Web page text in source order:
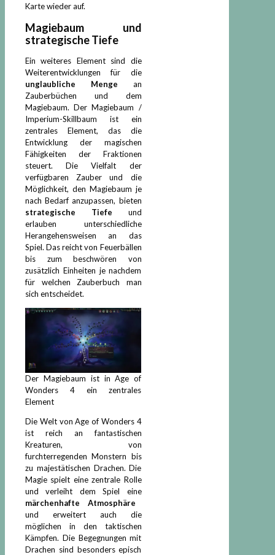
Karte wieder auf.
Magiebaum
und
strategische Tiefe
Ein weiteres Element sind die
Weiterentwicklungen für die
unglaubliche Menge an
Zauberbüchen und dem
Magiebaum. Der Magiebaum /
Imperium-Skillbaum ist ein
zentrales Element, das die
Entwicklung der magischen
Fähigkeiten der Fraktionen
steuert. Die Vielfalt der
verfügbaren Zauber und die
Möglichkeit, den Magiebaum je
nach Bedarf anzupassen, bieten
strategische Tiefe und
erlauben unterschiedliche
Herangehensweisen an das
Spiel. Das reicht von Feuerbällen
bis zum beschwören von
zusätzlich Einheiten je nachdem
für welchen Zauberbuch man
sich entscheidet.
Der Magiebaum ist in Age of
Wonders 4 ein zentrales
Element
Die Welt von Age of Wonders 4
ist reich an fantastischen
Kreaturen, von
furchterregenden Monstern bis
zu majestätischen Drachen. Die
Magie spielt eine zentrale Rolle
und verleiht dem Spiel eine
märchenhafte Atmosphäre
und erweitert auch die
möglichen in den taktischen
Kämpfen. Die Begegnungen mit
Drachen sind besonders episch